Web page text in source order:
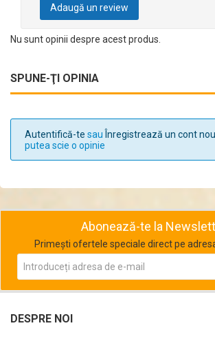
Adaugă un review
Nu sunt opinii despre acest produs.
SPUNE-ŢI OPINIA
Autentifică-te sau Înregistrează un cont nou
putea scie o opinie
Abonează-te la
Primești ofertele speciale direct pe
DESPRE NOI